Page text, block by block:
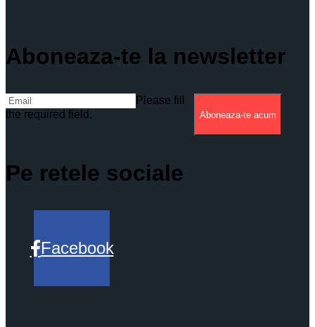
Aboneaza-te la newsletter
Please fill
the required field.
Aboneaza-te acum
Pe retele sociale
Facebook